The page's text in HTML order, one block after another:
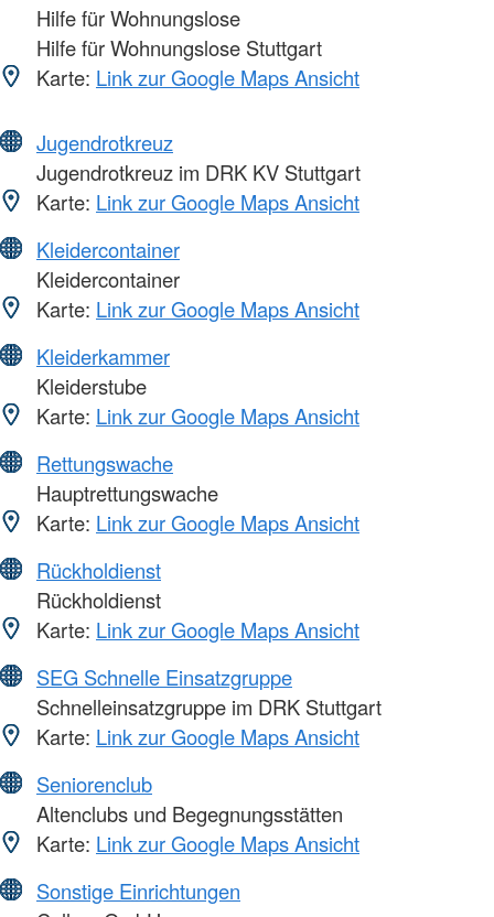
Hilfe für Wohnungslose
Hilfe für Wohnungslose Stuttgart
Karte: Link zur Google Maps Ansicht
Jugendrotkreuz
Jugendrotkreuz im DRK KV Stuttgart
Karte: Link zur Google Maps Ansicht
Kleidercontainer
Kleidercontainer
Karte: Link zur Google Maps Ansicht
Kleiderkammer
Kleiderstube
Karte: Link zur Google Maps Ansicht
Rettungswache
Hauptrettungswache
Karte: Link zur Google Maps Ansicht
Rückholdienst
Rückholdienst
Karte: Link zur Google Maps Ansicht
SEG Schnelle Einsatzgruppe
Schnelleinsatzgruppe im DRK Stuttgart
Karte: Link zur Google Maps Ansicht
Seniorenclub
Altenclubs und Begegnungsstätten
Karte: Link zur Google Maps Ansicht
Sonstige Einrichtungen